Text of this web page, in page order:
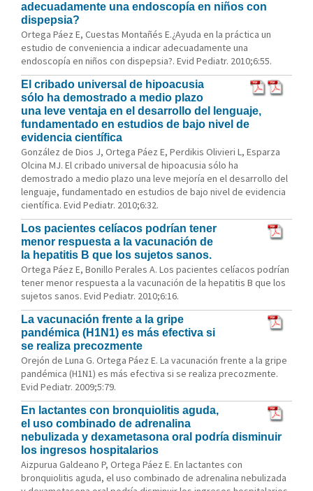
adecuadamente una endoscopía en niños con
dispepsia?
Ortega Páez E, Cuestas Montañés E.¿Ayuda en la práctica un
estudio de conveniencia a indicar adecuadamente una
endoscopía en niños con dispepsia?. Evid Pediatr. 2010;6:55.
El cribado universal de hipoacusia
sólo ha demostrado a medio plazo
una leve ventaja en el desarrollo del lenguaje,
fundamentado en estudios de bajo nivel de
evidencia científica
González de Dios J, Ortega Páez E, Perdikis Olivieri L, Esparza
Olcina MJ. El cribado universal de hipoacusia sólo ha
demostrado a medio plazo una leve mejoría en el desarrollo del
lenguaje, fundamentado en estudios de bajo nivel de evidencia
científica. Evid Pediatr. 2010;6:32.
Los pacientes celíacos podrían tener
menor respuesta a la vacunación de
la hepatitis B que los sujetos sanos.
Ortega Páez E, Bonillo Perales A. Los pacientes celíacos podrían
tener menor respuesta a la vacunación de la hepatitis B que los
sujetos sanos. Evid Pediatr. 2010;6:16.
La vacunación frente a la gripe
pandémica (H1N1) es más efectiva si
se realiza precozmente
Orejón de Luna G. Ortega Páez E. La vacunación frente a la gripe
pandémica (H1N1) es más efectiva si se realiza precozmente.
Evid Pediatr. 2009;5:79.
En lactantes con bronquiolitis aguda,
el uso combinado de adrenalina
nebulizada y dexametasona oral podría disminuir
los ingresos hospitalarios
Aizpurua Galdeano P, Ortega Páez E. En lactantes con
bronquiolitis aguda, el uso combinado de adrenalina nebulizada